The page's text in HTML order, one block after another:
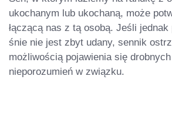
ukochanym lub ukochaną, może
łączącą nas z tą osobą. Jeśli
śnie nie jest zbyt udany, sennik
możliwością pojawienia się
nieporozumień w związku.